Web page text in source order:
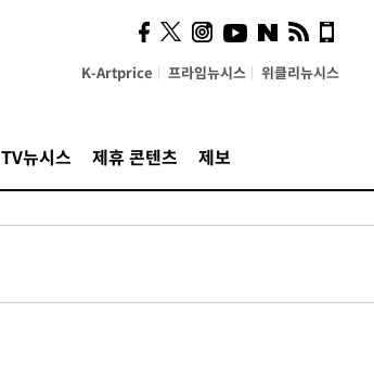
K-Artprice 프라임뉴시스 위클리뉴시스
TV뉴시스 제휴 콘텐츠 제보
사이 해답 찾았죠"…알을
깨고 나온 '초자아'